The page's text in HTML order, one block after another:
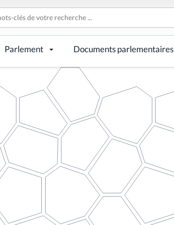
Parlement Documents parlementaires